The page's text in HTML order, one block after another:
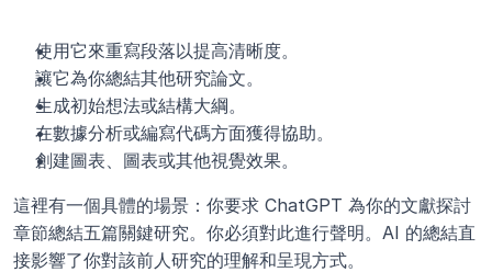
使用它來重寫段落以提高清晰度。
讓它為你總結其他研究論文。
生成初始想法或結構大綱。
在數據分析或編寫代碼方面獲得協助。
創建圖表、圖表或其他視覺效果。
這裡有一個具體的場景：你要求 ChatGPT 為你的文獻探討
章節總結五篇關鍵研究。你必須對此進行聲明。AI 的總結直
接影響了你對該前人研究的理解和呈現方式。